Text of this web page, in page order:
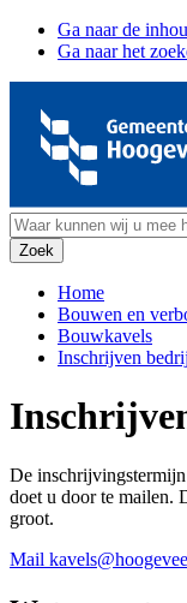
Ga naar de
Ga naar het
Home
Bouwen en
Bouwkavels
Inschrijven
De
doet u door te mailen.
groot.
Mail